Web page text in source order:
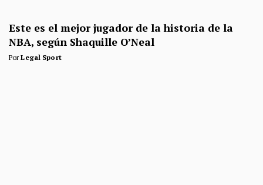
Este es el mejor jugador de la historia de la
NBA, según Shaquille O’Neal
PorLegal Sport